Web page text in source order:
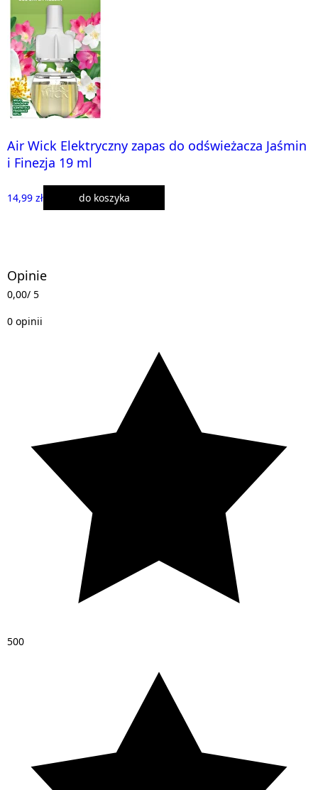
Air Wick Elektryczny zapas do odświeżacza Jaśmin
i Finezja 19 ml
14,99 zł do koszyka
Opinie
0,00/ 5
0 opinii
500